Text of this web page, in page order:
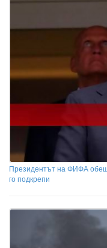
Президентът на ФИФА
го подкрепи